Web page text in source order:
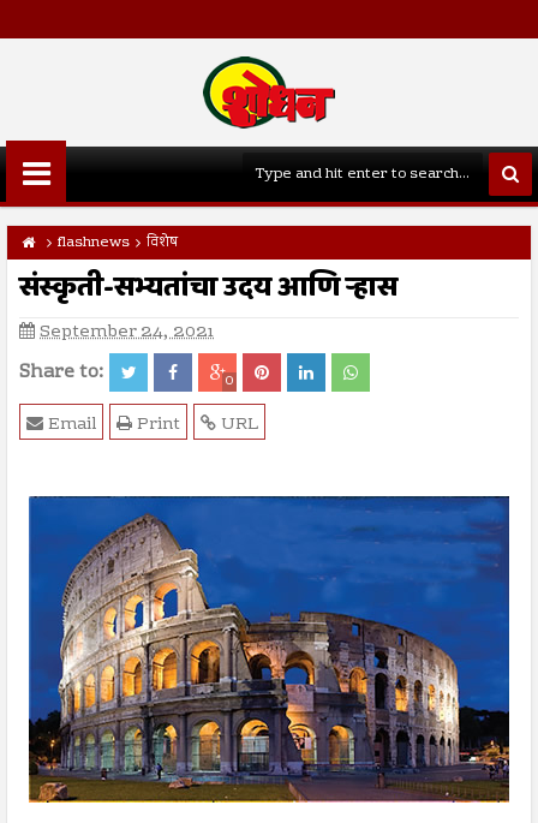
flashnews विशेष
संस्कृती-सभ्यतांचा उदय आणि ऱ्हास
September 24, 2021
Share to: 0
URL
Print
Email